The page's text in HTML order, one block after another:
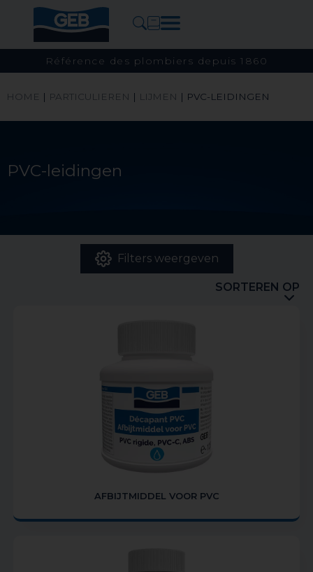
Référence des plombiers depuis 1860
HOME | PARTICULIEREN | LIJMEN | PVC-LEIDINGEN
PVC-leidingen
Filters weergeven
SORTEREN OP
AFBIJTMIDDEL VOOR PVC